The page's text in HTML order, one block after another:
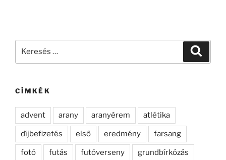
CÍMKÉK
advent arany aranyérem atlétika
díjbefizetés első eredmény farsang
fotó futás futóverseny grundbírkózás